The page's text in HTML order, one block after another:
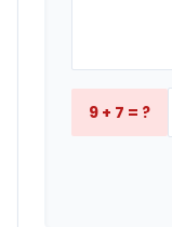
9 + 7 = ?